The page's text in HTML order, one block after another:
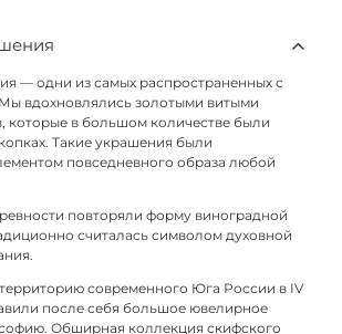
— одни из самых распространенных с
вдохновлялись золотыми витыми
которые в большом количестве были
Такие украшения были
повседневного образа любой
повторяли форму виноградной
считалась символом духовной
современного Юга России в IV
после себя большое ювелирное
Обширная коллекция скифского